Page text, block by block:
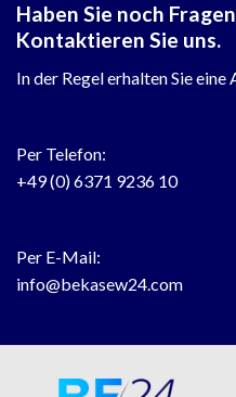
Haben Sie noch
Kontaktieren Sie uns.
In der Regel erhalten Sie
Per Telefon:
+49 (0) 6371 9236 10
Per E-Mail:
info@bekasew24.com